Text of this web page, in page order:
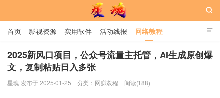
星魂网

首页 影视资源 实用软件 活动线报 网络教程
用户中心 书籍 娱乐

2025新风口项目，公众号流量主托管，AI生成原创爆
文，复制粘贴日入多张
星魂 发布于 2025-01-25 分类： 网赚教程 阅读(188)